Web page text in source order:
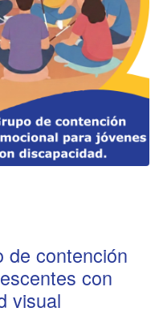
de contención
con
visual